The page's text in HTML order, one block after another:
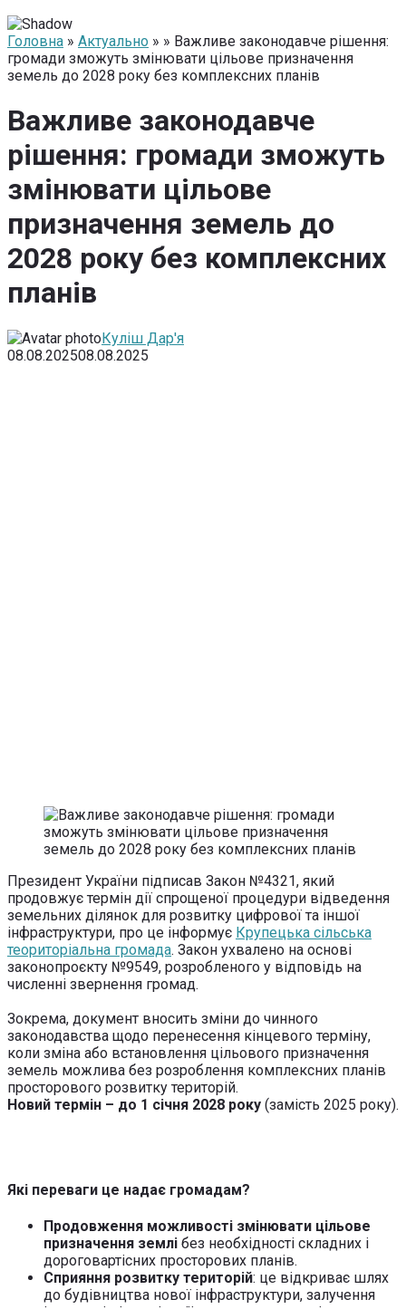
Головна » Актуально » » Важливе законодавче рішення:
громади зможуть змінювати цільове призначення
земель до 2028 року без комплексних планів
Важливе законодавче
рішення: громади зможуть
змінювати цільове
призначення земель до
2028 року без комплексних
планів
Куліш Дар'я
08.08.202508.08.2025
Президент України підписав Закон №4321, який
продовжує термін дії спрощеної процедури відведення
земельних ділянок для розвитку цифрової та іншої
інфраструктури, про це інформує Крупецька сільська
теориторіальна громада. Закон ухвалено на основі
законопроєкту №9549, розробленого у відповідь на
численні звернення громад.
Зокрема, документ вносить зміни до чинного
законодавства щодо перенесення кінцевого терміну,
коли зміна або встановлення цільового призначення
земель можлива без розроблення комплексних планів
просторового розвитку територій.
Новий термін – до 1 січня 2028 року (замість 2025 року).
Які переваги це надає громадам?
Продовження можливості змінювати цільове
призначення землі без необхідності складних і
дороговартісних просторових планів.
Сприяння розвитку територій: це відкриває шлях
до будівництва нової інфраструктури, залучення